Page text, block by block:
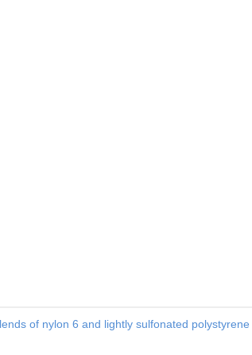
of nylon 6 and lightly sulfonated polystyrene